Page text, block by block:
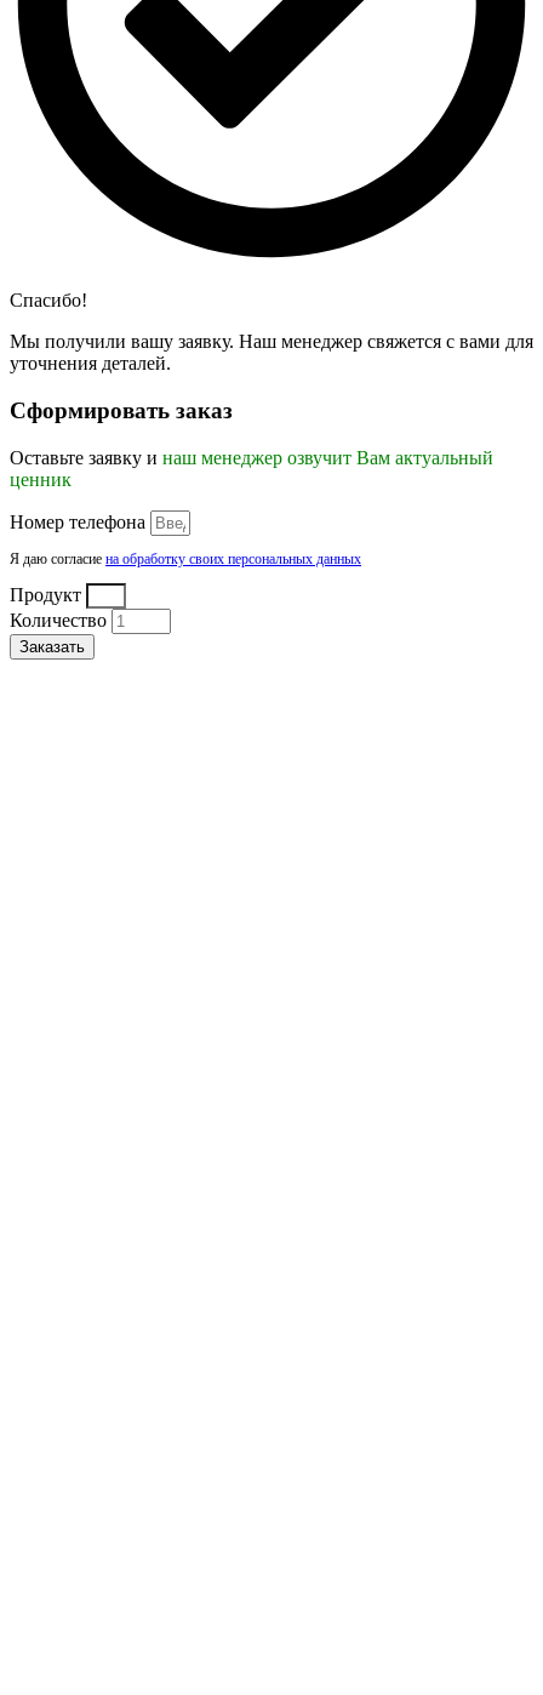
Спасибо!
Мы получили вашу заявку. Наш менеджер свяжется с вами для
уточнения деталей.
Сформировать заказ
Оставьте заявку и наш менеджер озвучит Вам актуальный
ценник
Номер телефона
Я даю согласие на обработку своих персональных данных
Продукт
Количество
Заказать